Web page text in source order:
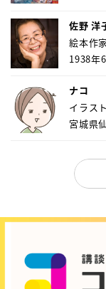
佐野 洋
絵本作
1938年
ナコ
イラス
宮城県